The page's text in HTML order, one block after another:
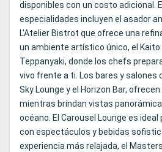
disponibles con un costo adicional.
especialidades incluyen el asador
L'Atelier Bistrot que ofrece una
un ambiente artístico único, el Kaito
Teppanyaki, donde los chefs
vivo frente a ti. Los bares y salones
Sky Lounge y el Horizon Bar,
mientras brindan vistas
océano. El Carousel Lounge es
con espectáculos y bebidas
experiencia más relajada, el